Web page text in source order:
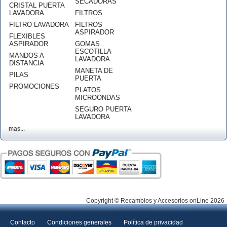
CRISTAL PUERTA
LAVADORA
FILTRO LAVADORA
FLEXIBLES
ASPIRADOR
MANDOS A
DISTANCIA
PILAS
PROMOCIONES
FILTROS
FILTROS
ASPIRADOR
GOMAS
ESCOTILLA
LAVADORA
MANETA DE
PUERTA
PLATOS
MICROONDAS
SEGURO PUERTA
LAVADORA
mas...
Copyright © Recambios y Accesorios onLine 2026
Contacto Condiciones generales Política de privacidad